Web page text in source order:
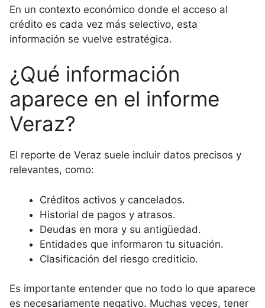
En un contexto económico donde el acceso al
crédito es cada vez más selectivo, esta
información se vuelve estratégica.
¿Qué información
aparece en el informe
Veraz?
El reporte de Veraz suele incluir datos precisos y
relevantes, como:
Créditos activos y cancelados.
Historial de pagos y atrasos.
Deudas en mora y su antigüedad.
Entidades que informaron tu situación.
Clasificación del riesgo crediticio.
Es importante entender que no todo lo que aparece
es necesariamente negativo. Muchas veces, tener